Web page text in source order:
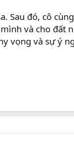
Sau đó, cô
và cho đất
vọng và sự ý